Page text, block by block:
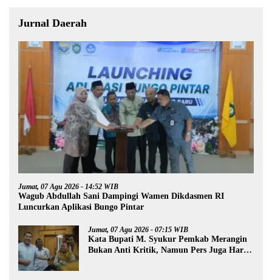
Jurnal Daerah
Jumat, 07 Agu 2026 - 14:52 WIB
Wagub Abdullah Sani Dampingi Wamen Dikdasmen RI
Luncurkan Aplikasi Bungo Pintar
Jumat, 07 Agu 2026 - 07:15 WIB
Kata Bupati M. Syukur Pemkab Merangin
Bukan Anti Kritik, Namun Pers Juga Harus